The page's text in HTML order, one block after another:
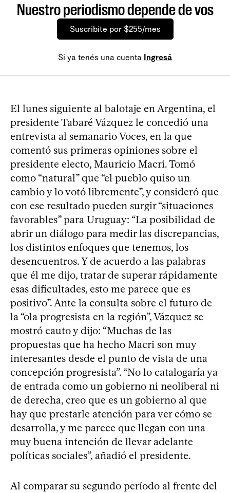
Nuestro periodismo depende de vos
Suscribite por $255/mes
Si ya tenés una cuenta Ingresá
El lunes siguiente al balotaje en Argentina, el
presidente Tabaré Vázquez le concedió una
entrevista al semanario Voces, en la que
comentó sus primeras opiniones sobre el
presidente electo, Mauricio Macri. Tomó
como “natural” que “el pueblo quiso un
cambio y lo votó libremente”, y consideró que
con ese resultado pueden surgir “situaciones
favorables” para Uruguay: “La posibilidad de
abrir un diálogo para medir las discrepancias,
los distintos enfoques que tenemos, los
desencuentros. Y de acuerdo a las palabras
que él me dijo, tratar de superar rápidamente
esas dificultades, esto me parece que es
positivo”. Ante la consulta sobre el futuro de
la “ola progresista en la región”, Vázquez se
mostró cauto y dijo: “Muchas de las
propuestas que ha hecho Macri son muy
interesantes desde el punto de vista de una
concepción progresista”. “No lo catalogaría ya
de entrada como un gobierno ni neoliberal ni
de derecha, creo que es un gobierno al que
hay que prestarle atención para ver cómo se
desarrolla, y me parece que llegan con una
muy buena intención de llevar adelante
políticas sociales”, añadió el presidente.
Al comparar su segundo período al frente del